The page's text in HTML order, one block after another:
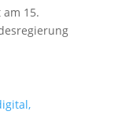
15.